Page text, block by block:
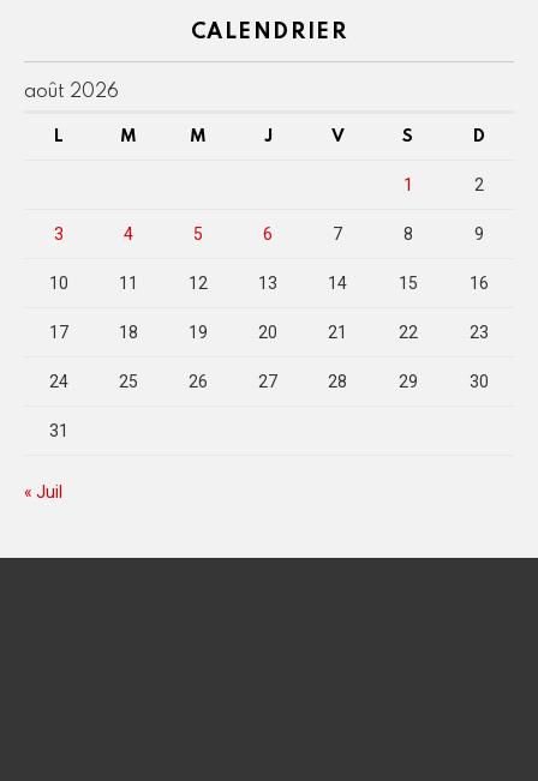
CALENDRIER
août 2026
L M M J V S D
1 2
3 4 5 6 7 8 9
10 11 12 13 14 15 16
17 18 19 20 21 22 23
24 25 26 27 28 29 30
31
« Juil